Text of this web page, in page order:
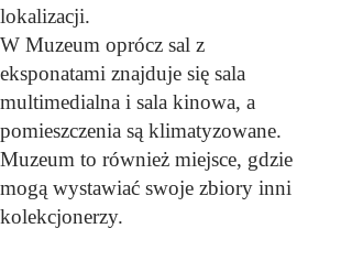
lokalizacji.
W Muzeum oprócz sal z
eksponatami znajduje się sala
multimedialna i sala kinowa, a
pomieszczenia są klimatyzowane.
Muzeum to również miejsce, gdzie
mogą wystawiać swoje zbiory inni
kolekcjonerzy.